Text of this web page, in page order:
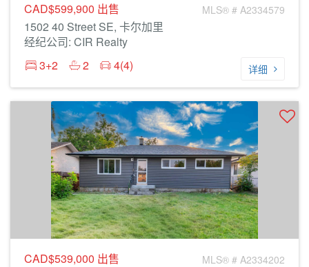
CAD$599,900 出售 MLS® # A2334579
1502 40 Street SE, 卡尔加里
经纪公司: CIR Realty
3+2
2 4(4) 详细
CAD$539,000 出售 MLS® # A2334202